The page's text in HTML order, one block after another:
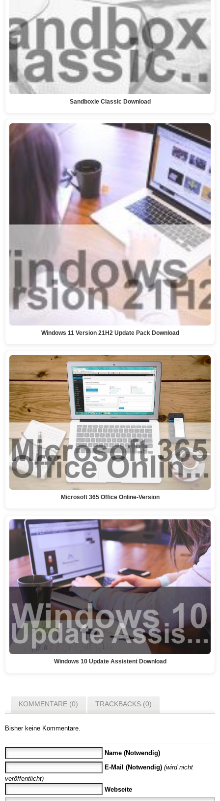
Sandboxie Classic Download
Windows 11 Version 21H2 Update Pack Download
Microsoft 365 Office Online-Version
Windows 10 Update Assistent Download
KOMMENTARE (0) TRACKBACKS (0)
Bisher keine Kommentare.
Name (Notwendig)
E-Mail (Notwendig) (wird nicht
veröffentlicht)
Webseite